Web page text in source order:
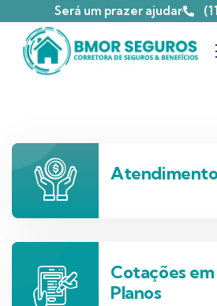
Será um prazer ajudar
Cotações
Planos